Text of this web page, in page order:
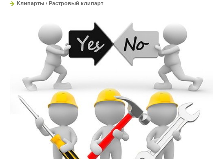
Клипарты / Растровый клипарт